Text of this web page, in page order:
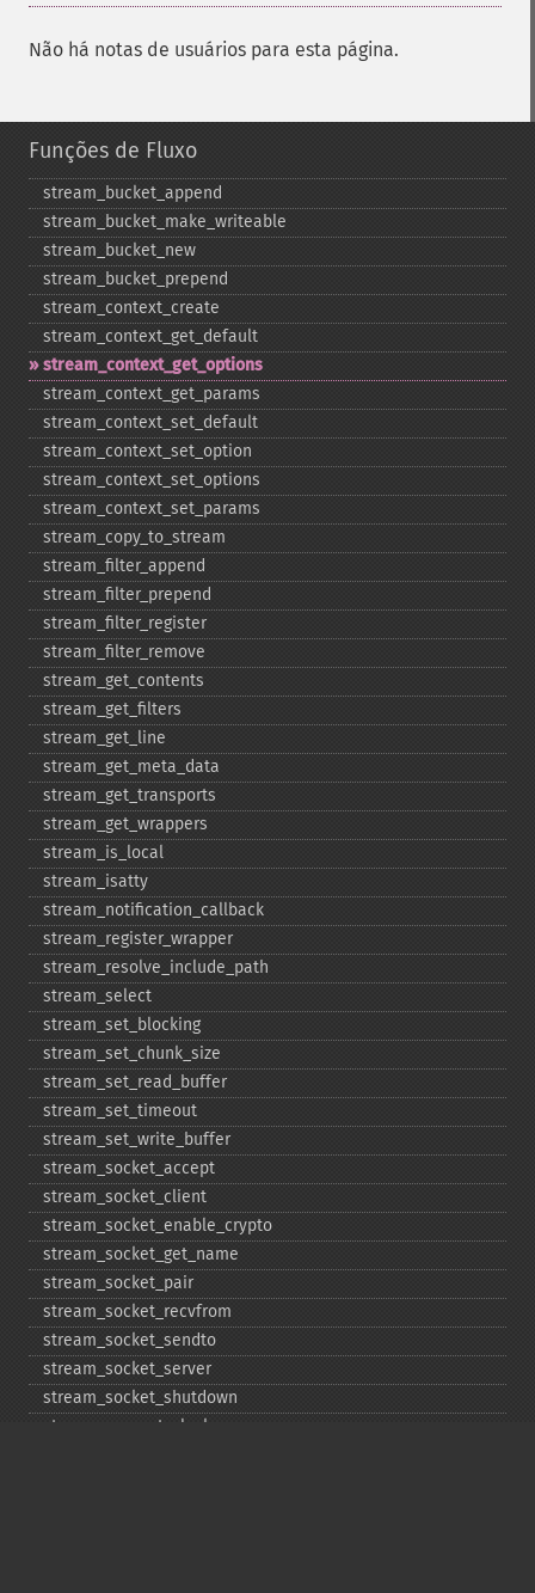
Não há notas de usuários para esta página.
Funções de Fluxo
stream_​bucket_​append
stream_​bucket_​make_​writeable
stream_​bucket_​new
stream_​bucket_​prepend
stream_​context_​create
stream_​context_​get_​default
stream_​context_​get_​options
stream_​context_​get_​params
stream_​context_​set_​default
stream_​context_​set_​option
stream_​context_​set_​options
stream_​context_​set_​params
stream_​copy_​to_​stream
stream_​filter_​append
stream_​filter_​prepend
stream_​filter_​register
stream_​filter_​remove
stream_​get_​contents
stream_​get_​filters
stream_​get_​line
stream_​get_​meta_​data
stream_​get_​transports
stream_​get_​wrappers
stream_​is_​local
stream_​isatty
stream_​notification_​callback
stream_​register_​wrapper
stream_​resolve_​include_​path
stream_​select
stream_​set_​blocking
stream_​set_​chunk_​size
stream_​set_​read_​buffer
stream_​set_​timeout
stream_​set_​write_​buffer
stream_​socket_​accept
stream_​socket_​client
stream_​socket_​enable_​crypto
stream_​socket_​get_​name
stream_​socket_​pair
stream_​socket_​recvfrom
stream_​socket_​sendto
stream_​socket_​server
stream_​socket_​shutdown
stream_​supports_​lock